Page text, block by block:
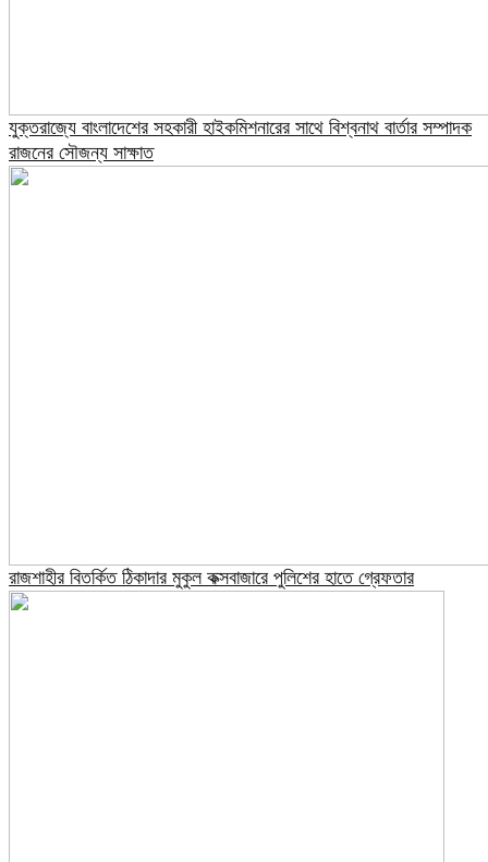
যুক্তরাজ্যে বাংলাদেশের সহকারী হাইকমিশনারের সাথে বিশ্বনাথ বার্তার সম্পাদক
রাজনের সৌজন্য সাক্ষাত
রাজশাহীর বিতর্কিত ঠিকাদার মুকুল কক্সবাজারে পুলিশের হাতে গ্রেফতার